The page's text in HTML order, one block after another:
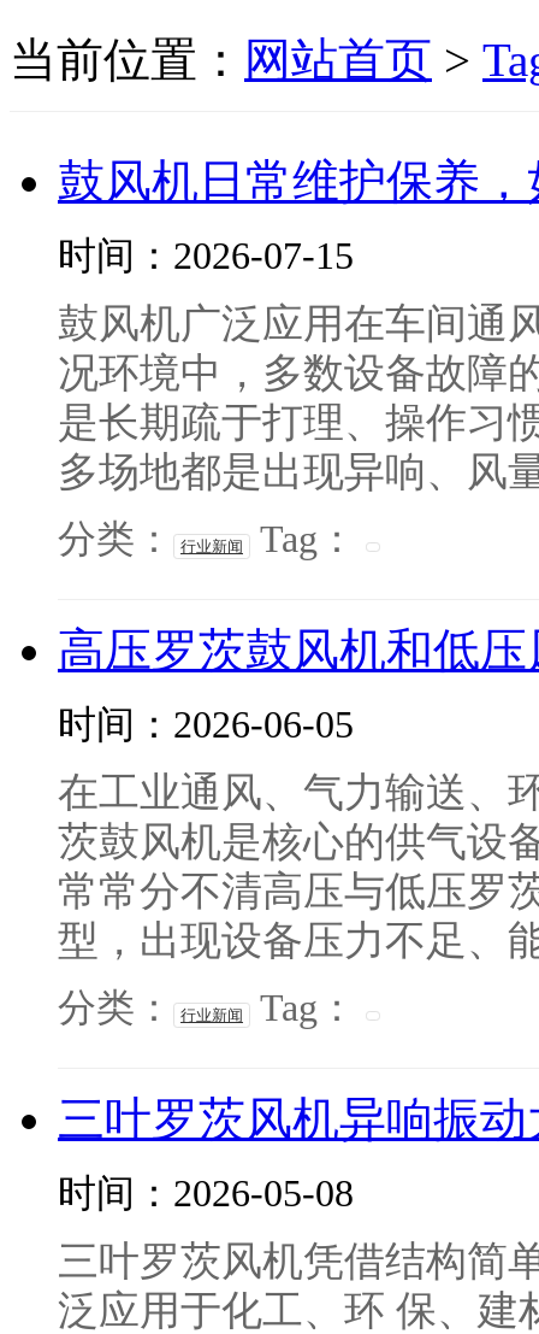
当前位置： 网站首页 >
鼓风机日常维护保养
时间：2026-07-15
鼓风机广泛应用在车间通
况环境中，多数设备故障
是长期疏于打理、操作习
多场地都是出现异响、风
分类： 行业新闻 Tag：
高压罗茨鼓风机和低
时间：2026-06-05
在工业通风、气力输送、
茨鼓风机是核心的供气设
常常分不清高压与低压罗
型，出现设备压力不足、
分类： 行业新闻 Tag：
三叶罗茨风机异响振
时间：2026-05-08
三叶罗茨风机凭借结构简
泛应用于化工、环 保、建